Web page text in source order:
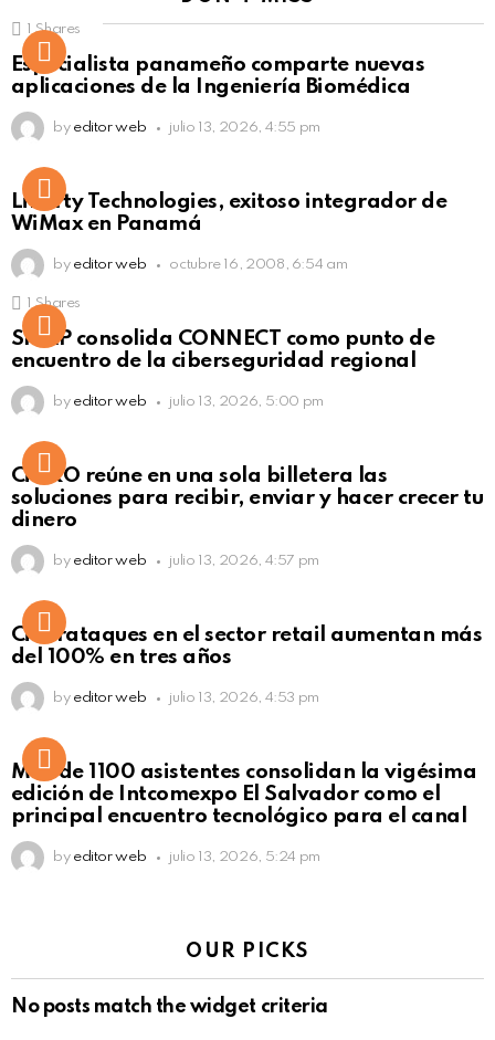
Click to view this post
Shares
Especialista panameño comparte nuevas
aplicaciones de la Ingeniería Biomédica
by editor web julio 13, 2026, 4:55 pm
Liberty Technologies, exitoso integrador de
WiMax en Panamá
by editor web octubre 16, 2008, 6:54 am
Click to view this post
Shares
SISAP consolida CONNECT como punto de
encuentro de la ciberseguridad regional
by editor web julio 13, 2026, 5:00 pm
Not Safe For Work
Click to view this post
CiNKO reúne en una sola billetera las
soluciones para recibir, enviar y hacer crecer tu
dinero
by editor web julio 13, 2026, 4:57 pm
Ciberataques en el sector retail aumentan más
del 100% en tres años
by editor web julio 13, 2026, 4:53 pm
Más de 1100 asistentes consolidan la vigésima
edición de Intcomexpo El Salvador como el
principal encuentro tecnológico para el canal
by editor web julio 13, 2026, 5:24 pm
OUR PICKS
No posts match the widget criteria